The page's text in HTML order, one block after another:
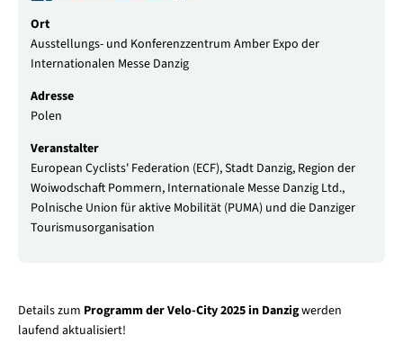
Details zum Programm der Velo-City 2025 in Danzigwerden
laufend aktualisiert!
Ort
Ausstellungs- und Konferenzzentrum Amber Expo der
Internationalen Messe Danzig
Adresse
Polen
Veranstalter
European Cyclists' Federation (ECF), Stadt Danzig, Region der
Woiwodschaft Pommern, Internationale Messe Danzig Ltd.,
Polnische Union für aktive Mobilität (PUMA) und die Danziger
Tourismusorganisation